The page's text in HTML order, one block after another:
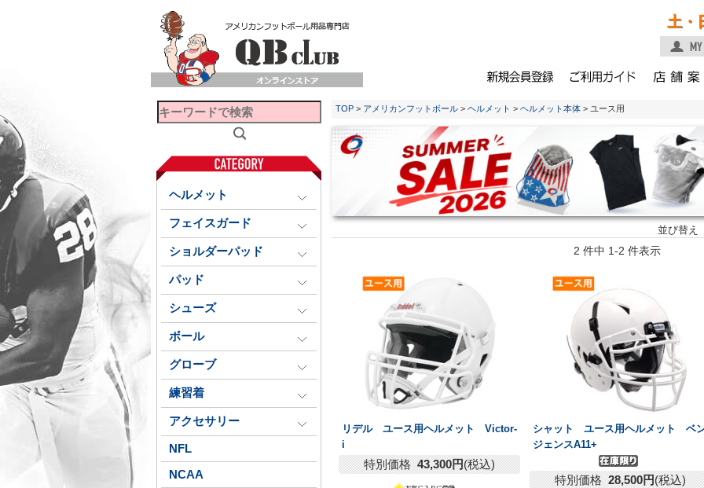
土・
ヘルメット
フェイスガード
ショルダーパッド
パッド
シューズ
ボール
グローブ
練習着
アクセサリー
NFL
NCAA
TOP > アメリカンフットボール > ヘルメット > ヘルメット本体 > ユース用
並び替え
2 件中 1-2 件表示
リデル ユース用ヘルメット Victor-
i
特別価格 43,300円(税込)
シャット ユース用ヘルメット ベ
ジェンスA11+
特別価格 28,500円(税込)